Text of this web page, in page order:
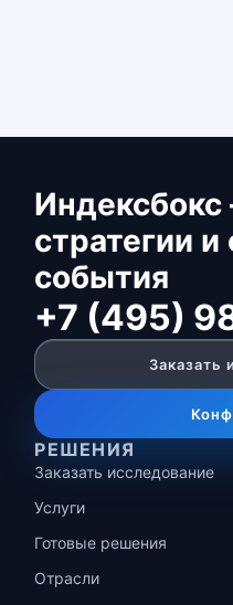
стратегии
события
+7 (495)
Заказать
РЕШЕНИЯ
Заказать исследование
Услуги
Готовые решения
Отрасли